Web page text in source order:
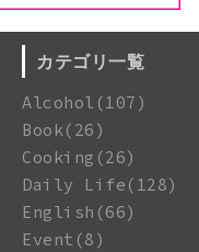
カテゴリ一覧
Alcohol(107)
Book(26)
Cooking(26)
Daily Life(128)
English(66)
Event(8)